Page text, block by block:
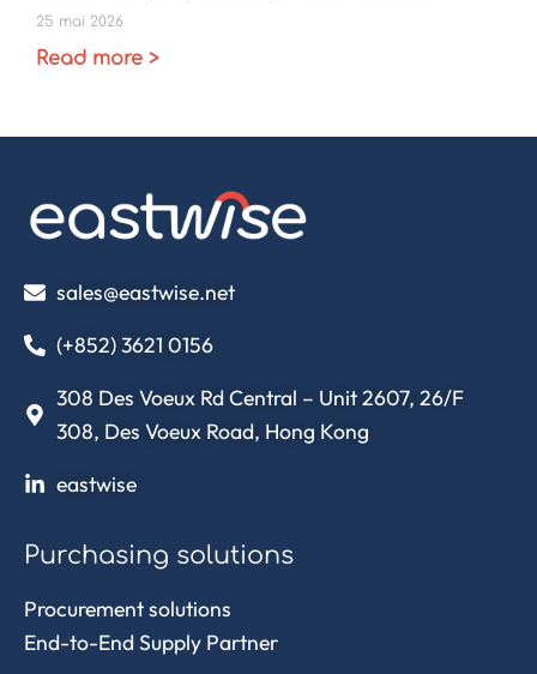
25 mai 2026
Read more >
sales@eastwise.net
(+852) 3621 0156
308 Des Voeux Rd Central – Unit 2607, 26/F
308, Des Voeux Road, Hong Kong
eastwise
Purchasing solutions
Procurement solutions
End-to-End Supply Partner